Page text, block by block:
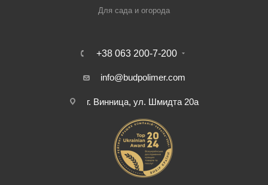
Для сада и огорода
+38 063 200-7-200
info@budpolimer.com
г. Винница, ул. Шмидта 20а